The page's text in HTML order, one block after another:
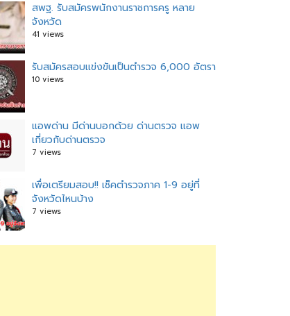
สพฐ. รับสมัครพนักงานราชการครู หลาย
จังหวัด
41 views
รับสมัครสอบแข่งขันเป็นตำรวจ 6,000 อัตรา
10 views
แอพด่าน มีด่านบอกด้วย ด่านตรวจ แอพ
เกี่ยวกับด่านตรวจ
7 views
เพื่อเตรียมสอบ!! เช็คตำรวจภาค 1-9 อยู่ที่
จังหวัดไหนบ้าง
7 views